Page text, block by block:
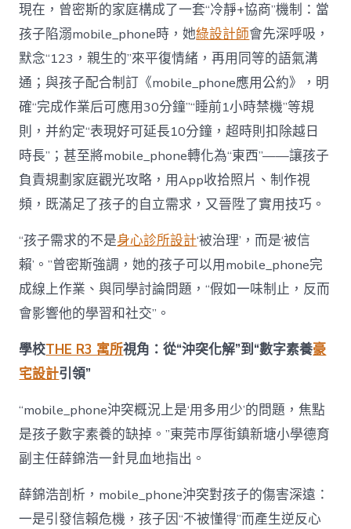
現在，曾密斯的家庭構成了一套“冷靜+協商”機制：當
孩子陷溺mobile_phone時，她綠設計師會先深呼吸，
默念“123，親生的”來平復情緒，再用同等的語氣溝
通；與孩子配合制訂《mobile_phone應用公約》，明
確“完成作業后可應用30分鐘”“睡前1小時禁機”等規
則，并約定“表現好可延長10分鐘，超時則扣除越日
時長”；甚至將mobile_phone轉化為“東西”——讓孩子
負責規劃家庭觀光攻略，用App收拾照片、制作視
頻，既滿足了孩子的自立需求，又晉陞了實用技巧。
“孩子需求的不是身心診所設計‘被治理’，而是‘被信
賴’。”曾密斯強調，她的孩子可以用mobile_phone完
成線上作業、與同學討論問題，“假如一味制止，反而
會影響他的學習和社交”。
學校THE R3 寓所視角：從“沖突化解”到“數字素養豪
宅設計引領”
“mobile_phone沖突概況上是‘用多用少’的問題，焦點
是孩子數字素養的缺掉。”東莞市厚街鎮新塘小學德育
副主任薛錦浩一針見血地指出。
薛錦浩剖析，mobile_phone沖突對孩子的傷害深遠：
一是引發信賴危機，孩子因“不被懂得”而產生逆反心